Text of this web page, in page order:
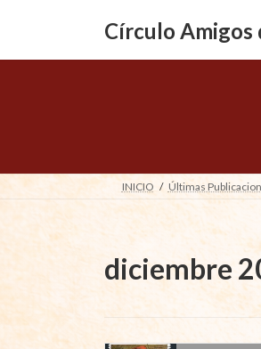
navegación
Círculo Amigos
INICIO Últimas
diciembre